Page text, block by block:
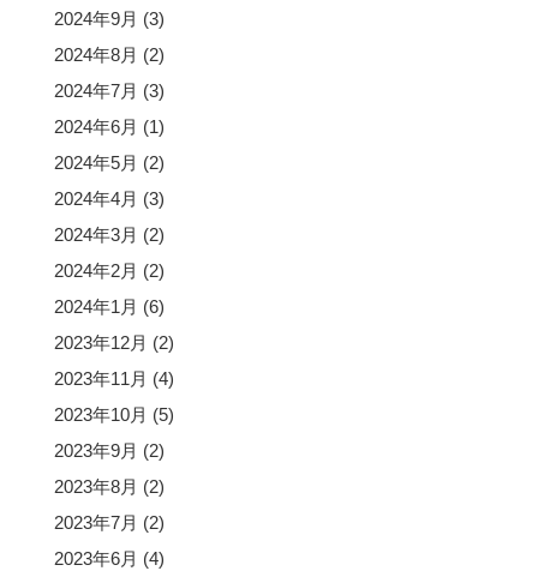
2024年9月 (3)
2024年8月 (2)
2024年7月 (3)
2024年6月 (1)
2024年5月 (2)
2024年4月 (3)
2024年3月 (2)
2024年2月 (2)
2024年1月 (6)
2023年12月 (2)
2023年11月 (4)
2023年10月 (5)
2023年9月 (2)
2023年8月 (2)
2023年7月 (2)
2023年6月 (4)